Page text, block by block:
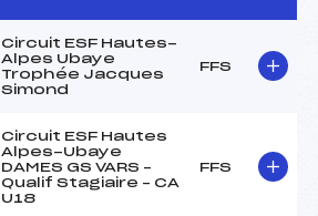
Circuit ESF Hautes-
Alpes Ubaye
Trophée Jacques
Simond
FFS
Circuit ESF Hautes
Alpes-Ubaye
DAMES GS VARS –
Qualif Stagiaire – CA
U18
FFS